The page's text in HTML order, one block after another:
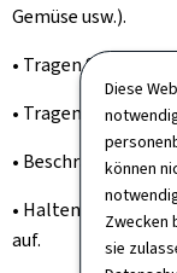
Diese
können
Zwecken
sie
Gemüse usw.).
• Tragen Sie im
• Tragen Sie
• Beschränken Sie
• Halten Sie sich
auf.